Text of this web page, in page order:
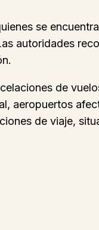
se
autoridades
de
aeropuertos
de viaje,